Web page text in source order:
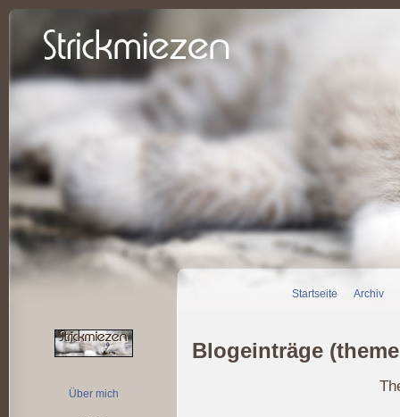
Startseite Archiv
Über mich
Blogeinträge